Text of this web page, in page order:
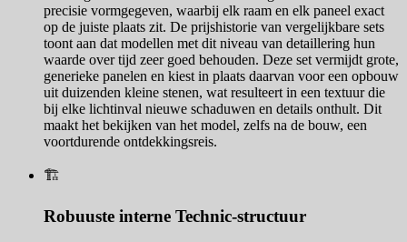
precisie vormgegeven, waarbij elk raam en elk paneel exact
op de juiste plaats zit. De prijshistorie van vergelijkbare sets
toont aan dat modellen met dit niveau van detaillering hun
waarde over tijd zeer goed behouden. Deze set vermijdt grote,
generieke panelen en kiest in plaats daarvan voor een opbouw
uit duizenden kleine stenen, wat resulteert in een textuur die
bij elke lichtinval nieuwe schaduwen en details onthult. Dit
maakt het bekijken van het model, zelfs na de bouw, een
voortdurende ontdekkingsreis.
🏗️
Robuuste interne Technic-structuur